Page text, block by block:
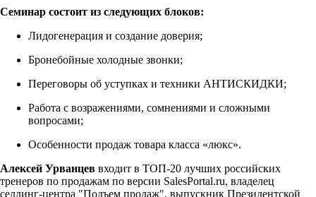
Семинар состоит из следующих блоков:
Лидогенерация и создание доверия;
Бронебойные холодные звонки;
Переговоры об уступках и техники АНТИСКИДКИ;
Работа с возражениями, сомнениями и сложными
вопросами;
Особенности продаж товара класса «люкс».
Алексей Урванцев входит в ТОП-20 лучших российских
тренеров по продажам по версии SalesPortal.ru, владелец
селлинг-центра "Подъем продаж", выпускник Президентской